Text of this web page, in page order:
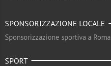
SPONSORIZZAZIONE LOCALE
Sponsorizzazione sportiva a Roma
SPORT